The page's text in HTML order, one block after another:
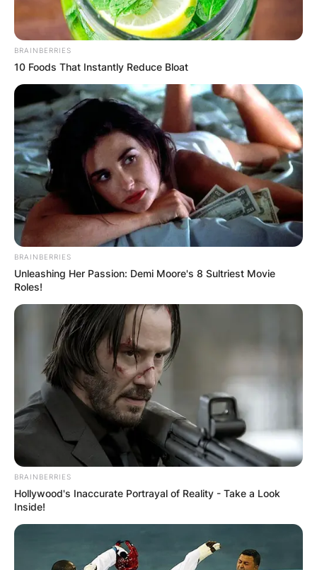
BRAINBERRIES
10 Foods That Instantly Reduce Bloat
BRAINBERRIES
Unleashing Her Passion: Demi Moore's 8 Sultriest Movie
Roles!
BRAINBERRIES
Hollywood's Inaccurate Portrayal of Reality - Take a Look
Inside!